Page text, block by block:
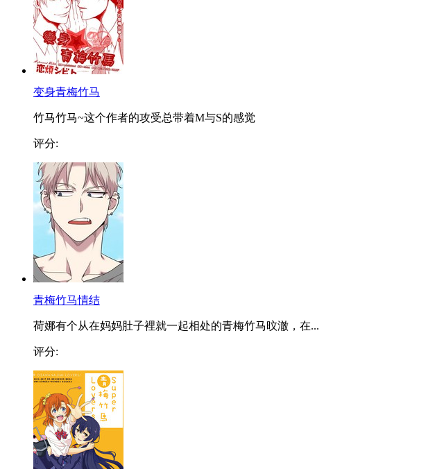
变身青梅竹马
竹马竹马~这个作者的攻受总带着M与S的感觉
评分:
青梅竹马情结
荷娜有个从在妈妈肚子裡就一起相处的青梅竹马旼澈，在...
评分: